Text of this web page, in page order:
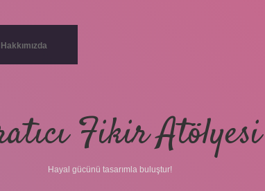
Hakkımızda
Fikir Atölyesi
Hayal gücünü tasarımla buluştur!